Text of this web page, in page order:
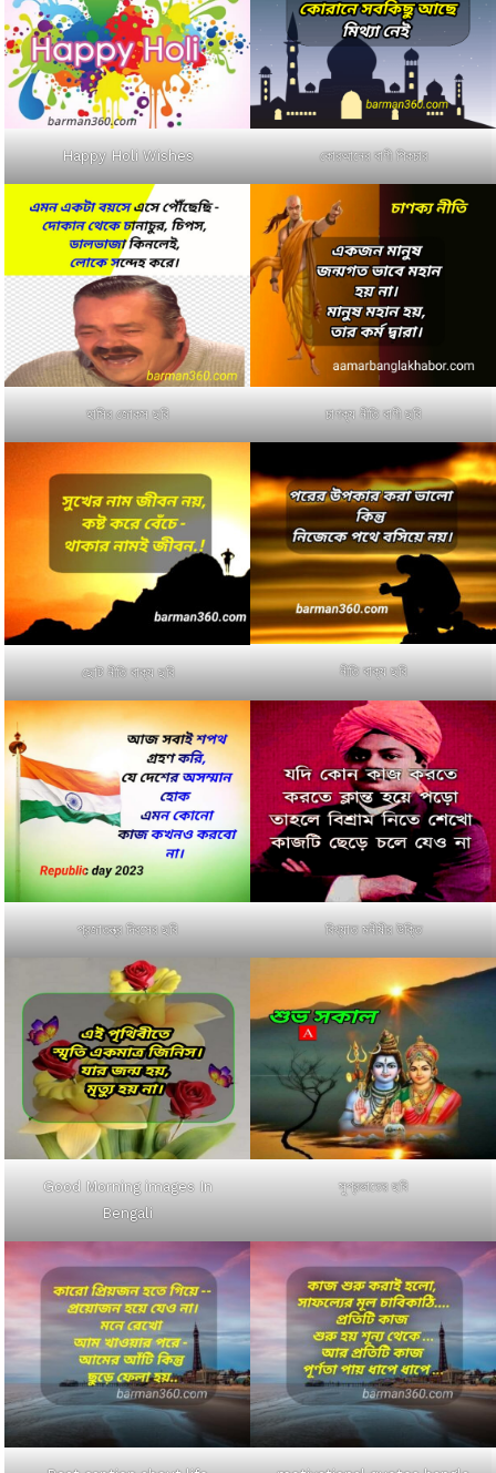
Happy Holi Wishes কোরআনের বাণী পিকচার
হাসির জোকস ছবি চাণক্য নীতি বাণী ছবি
ছোট নীতি বাক্য ছবি নীতি বাক্য ছবি
প্রজাতন্ত্র দিবসের ছবি বিখ্যাত মনীষীর উক্তি
Good Morning images In
Bengali
সুপ্রভাতের ছবি